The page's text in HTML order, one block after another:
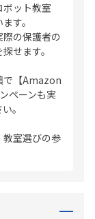
ット教室
す。
の保護者の
せます。
で【Amazon
ペーンも実
。
室選びの参